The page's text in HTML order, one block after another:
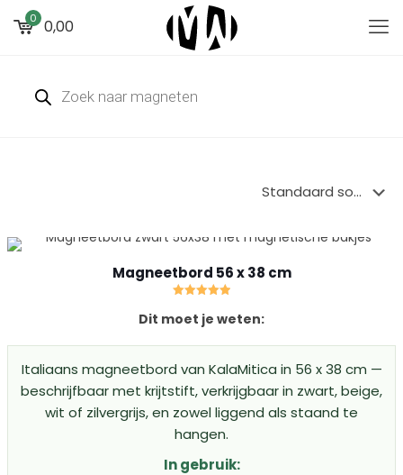
0 0,00
zoeken
Magneetbord 56 x 38 cm
5.00
uit 5
Dit moet je weten:
Italiaans magneetbord van KalaMitica in 56 x 38 cm —
beschrijfbaar met krijtstift, verkrijgbaar in zwart, beige,
wit of zilvergrijs, en zowel liggend als staand te
hangen.
In gebruik: